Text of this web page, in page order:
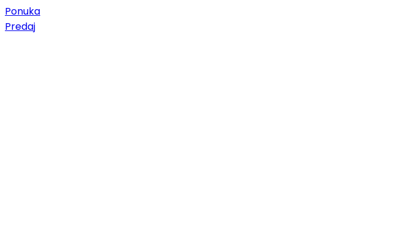
Ponuka
Predaj